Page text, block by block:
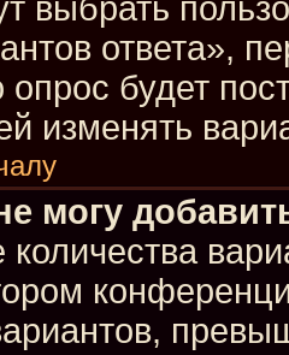
выбрать
ответа»,
опрос будет
изменять
могу